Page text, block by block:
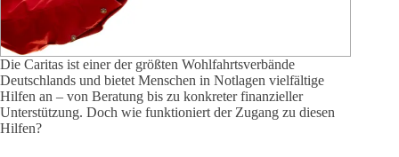
Die Caritas ist einer der größten Wohlfahrtsverbände
Deutschlands und bietet Menschen in Notlagen vielfältige
Hilfen an – von Beratung bis zu konkreter finanzieller
Unterstützung. Doch wie funktioniert der Zugang zu diesen
Hilfen?